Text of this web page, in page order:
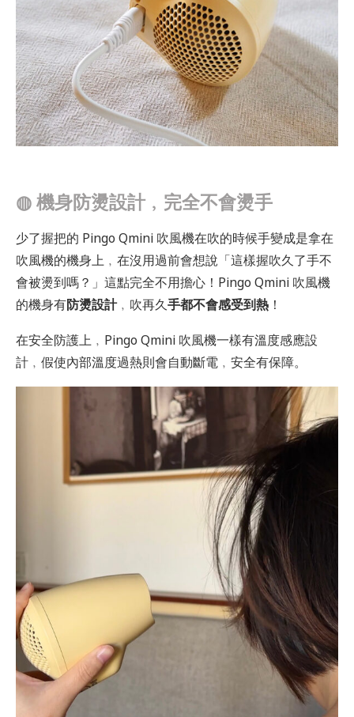
◍機身防燙設計﹐完全不會燙手
少了握把的 Pingo Qmini 吹風機在吹的時候手變成是拿在
吹風機的機身上﹐在沒用過前會想說「這樣握吹久了手不
會被燙到嗎？」這點完全不用擔心！Pingo Qmini 吹風機
的機身有防燙設計﹐吹再久手都不會感受到熱 ！
在安全防護上﹐Pingo Qmini 吹風機一樣有溫度感應設
計﹐假使內部溫度過熱則會自動斷電﹐安全有保障。